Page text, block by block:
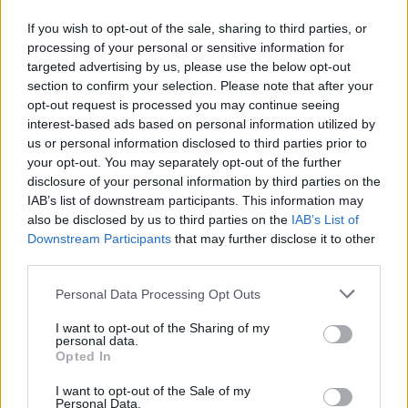
If you wish to opt-out of the sale, sharing to third parties, or
processing of your personal or sensitive information for
targeted advertising by us, please use the below opt-out
section to confirm your selection. Please note that after your
opt-out request is processed you may continue seeing
interest-based ads based on personal information utilized by
us or personal information disclosed to third parties prior to
your opt-out. You may separately opt-out of the further
disclosure of your personal information by third parties on the
IAB’s list of downstream participants. This information may
also be disclosed by us to third parties on the IAB’s List of
Downstream Participants that may further disclose it to other
Please note that this website/app uses one or more Google
not limited to your visit or usage behaviour. You may click to
grant or deny consent to Google and its third-party tags to
use your data for below specified purposes in below Google
consent section.
Personal Data Processing Opt Outs
I want to opt-out of the Sharing of my
personal data.
Opted In
I want to opt-out of the Sale of my
Personal Data.
Címkék: #most vagy soha #petőfi sándor
#1848
#március 15
#forradalom #szabadságharc
Hozzászólások